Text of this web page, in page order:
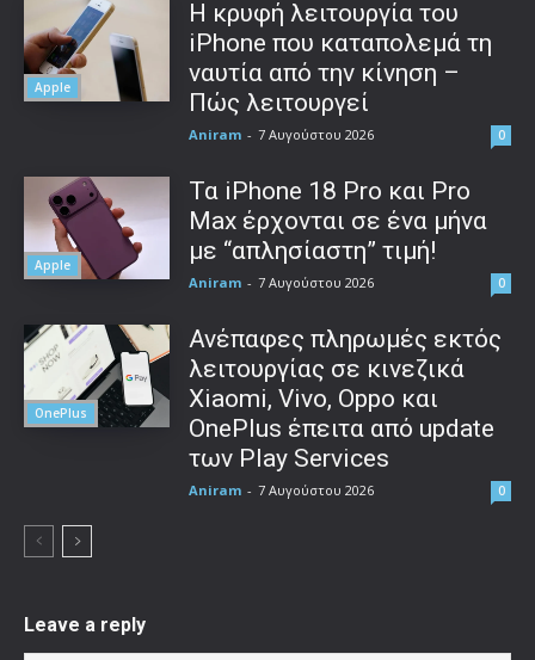
Apple
Η κρυφή λειτουργία του
iPhone που καταπολεμά τη
ναυτία από την κίνηση –
Πώς λειτουργεί
Aniram - 7 Αυγούστου 2026 0
Apple
Τα iPhone 18 Pro και Pro
Max έρχονται σε ένα μήνα
με “απλησίαστη” τιμή!
Aniram - 7 Αυγούστου 2026 0
OnePlus
Ανέπαφες πληρωμές εκτός
λειτουργίας σε κινεζικά
Xiaomi, Vivo, Oppo και
OnePlus έπειτα από update
των Play Services
Aniram - 7 Αυγούστου 2026 0
Leave a reply